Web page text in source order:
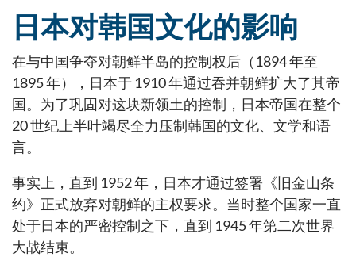
日本对韩国文化的影响
在与中国争夺对朝鲜半岛的控制权后（1894 年至
1895 年），日本于 1910 年通过吞并朝鲜扩大了其帝
国。为了巩固对这块新领土的控制，日本帝国在整个
20 世纪上半叶竭尽全力压制韩国的文化、文学和语
言。
事实上，直到 1952 年，日本才通过签署《旧金山条
约》正式放弃对朝鲜的主权要求。当时整个国家一直
处于日本的严密控制之下，直到 1945 年第二次世界
大战结束。